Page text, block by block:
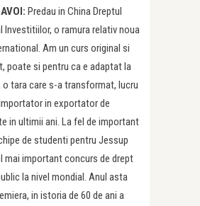
Predau in China Dreptul
Investitiilor, o ramura relativ noua
Am un curs original si
poate si pentru ca e adaptat la
o tara care s-a transformat, lucru
in exportator de
in ultimii ani. La fel de important
de studenti pentru Jessup
mai important concurs de drept
la nivel mondial. Anul asta
in istoria de 60 de ani a